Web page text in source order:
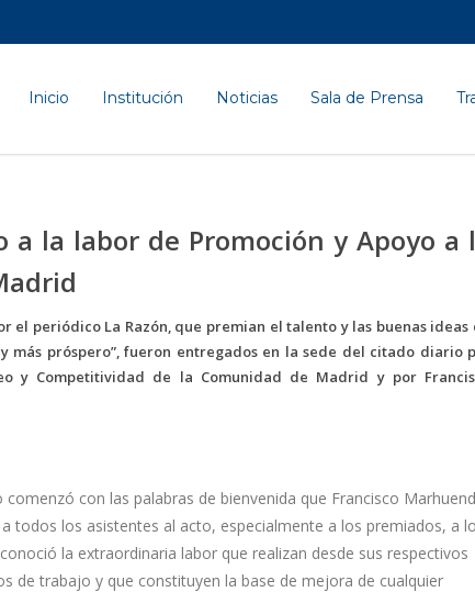
Inicio Institución Noticias Sala de Prensa
a la labor de Promoción y Apoyo a
el periódico La Razón, que premian el talento y las buenas ideas
más próspero”, fueron entregados en la sede del citado diario
y Competitividad de la Comunidad de Madrid y por
comenzó con las palabras de bienvenida que Francisco
todos los asistentes al acto, especialmente a los premiados, a
la extraordinaria labor que realizan desde sus respectivos
de trabajo y que constituyen la base de mejora de cualquier